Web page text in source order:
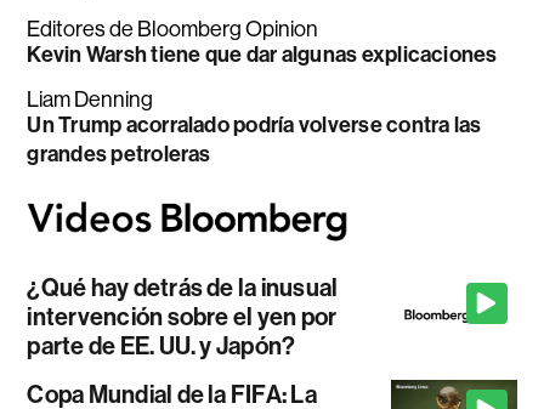
Editores de Bloomberg Opinion
Kevin Warsh tiene que dar algunas explicaciones
Liam Denning
Un Trump acorralado podría volverse contra las
grandes petroleras
¿Qué hay detrás de la inusual
intervención sobre el yen por
parte de EE. UU. y Japón?
Copa Mundial de la FIFA: La